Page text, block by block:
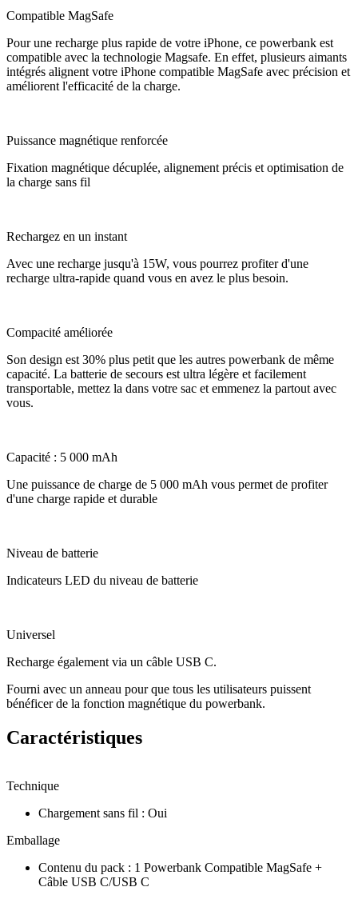
Compatible MagSafe
Pour une recharge plus rapide de votre iPhone, ce powerbank est
compatible avec la technologie Magsafe. En effet, plusieurs aimants
intégrés alignent votre iPhone compatible MagSafe avec précision et
améliorent l'efficacité de la charge.
Puissance magnétique renforcée
Fixation magnétique décuplée, alignement précis et optimisation de
la charge sans fil
Rechargez en un instant
Avec une recharge jusqu'à 15W, vous pourrez profiter d'une
recharge ultra-rapide quand vous en avez le plus besoin.
Compacité améliorée
Son design est 30% plus petit que les autres powerbank de même
capacité. La batterie de secours est ultra légère et facilement
transportable, mettez la dans votre sac et emmenez la partout avec
vous.
Capacité : 5 000 mAh
Une puissance de charge de 5 000 mAh vous permet de profiter
d'une charge rapide et durable
Niveau de batterie
Indicateurs LED du niveau de batterie
Universel
Recharge également via un câble USB C.
Fourni avec un anneau pour que tous les utilisateurs puissent
bénéficer de la fonction magnétique du powerbank.
Caractéristiques
Technique
Chargement sans fil : Oui
Emballage
Contenu du pack : 1 Powerbank Compatible MagSafe +
Câble USB C/USB C